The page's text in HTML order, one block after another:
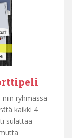
ryhmässä
kaikki 4
sulattaa